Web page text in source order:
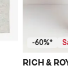
-60%*
RICH &